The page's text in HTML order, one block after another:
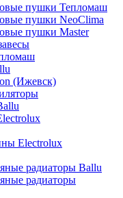
пушки Тепломаш
пушки NeoClima
пушки Master
(Ижевск)
Electrolux
радиаторы Ballu
радиаторы